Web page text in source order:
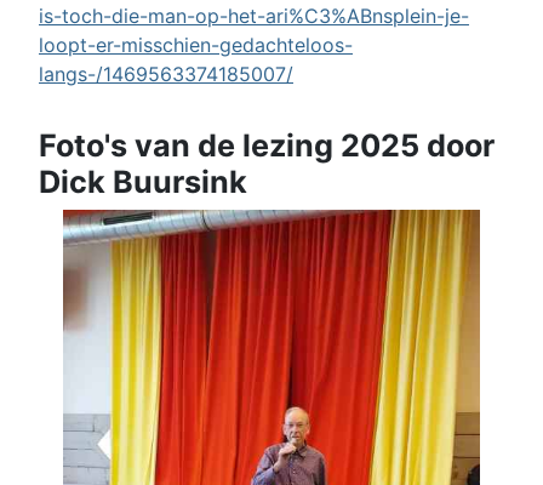
is-toch-die-man-op-het-ari%C3%ABnsplein-je-
loopt-er-misschien-gedachteloos-
langs-/1469563374185007/
Foto's van de lezing 2025 door
Dick Buursink